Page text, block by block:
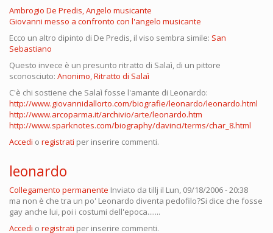
Ambrogio De Predis, Angelo musicante
Giovanni messo a confronto con l'angelo musicante
Ecco un altro dipinto di De Predis, il viso sembra simile: San
Sebastiano
Questo invece è un presunto ritratto di Salaì, di un pittore
sconosciuto: Anonimo, Ritratto di Salaì
C'è chi sostiene che Salaì fosse l'amante di Leonardo:
http://www.giovannidallorto.com/biografie/leonardo/leonardo.html
http://www.arcoparma.it/archivio/arte/leonardo.htm
http://www.sparknotes.com/biography/davinci/terms/char_8.html
Accedi o registrati per inserire commenti.
leonardo
Collegamento permanente Inviato da tillj il Lun, 09/18/2006 - 20:38
ma non è che tra un po' Leonardo diventa pedofilo?Si dice che fosse
gay anche lui, poi i costumi dell'epoca.......
Accedi o registrati per inserire commenti.